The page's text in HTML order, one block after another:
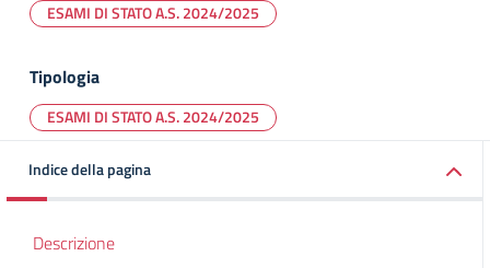
ESAMI DI STATO A.S. 2024/2025
Tipologia
ESAMI DI STATO A.S. 2024/2025
Indice della pagina
Descrizione